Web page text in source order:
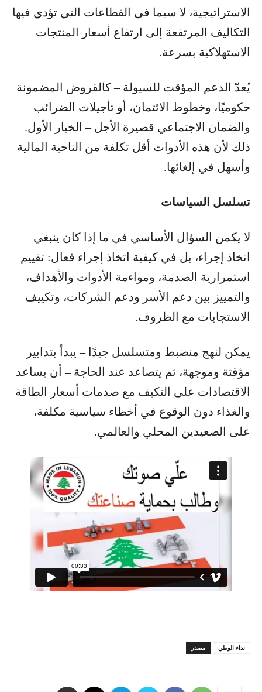
الاستراتيجية، لا سيما في القطاعات التي تؤدي فيها
التكاليف المرتفعة إلى ارتفاع أسعار المنتجات
الاستهلاكية بسرعة.
يُعدّ الدعم المؤقت للسيولة – كالقروض المضمونة
حكوميًا، وخطوط الائتمان، أو تأجيلات الضرائب
والضمان الاجتماعي قصيرة الأجل – الخيار الأول.
ذلك لأن هذه الأدوات أقل تكلفة من الناحية المالية
وأسهل في إلغائها.
تسلسل السياسات
لا يكمن السؤال الأساسي في ما إذا كان ينبغي
اتخاذ إجراء، بل في كيفية اتخاذ إجراء فعال: تقييم
استمرارية الصدمة، ومواءمة الأدوات والأهداف،
والتمييز بين دعم الأسر ودعم الشركات، وتكييف
الاستجابات مع الظروف.
يمكن لنهج منضبط ومتسلسل جيدًا – يبدأ بتدابير
مؤقتة وموجهة، ثم يتصاعد عند الحاجة – أن يساعد
الاقتصادات على التكيف مع صدمات أسعار الطاقة
والغذاء دون الوقوع في أخطاء سياسية مكلفة،
على الصعيدين المحلي والعالمي.
مصدر نداء الوطن